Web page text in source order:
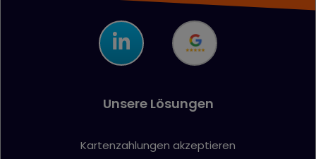
Unsere Lösungen
Kartenzahlungen akzeptieren